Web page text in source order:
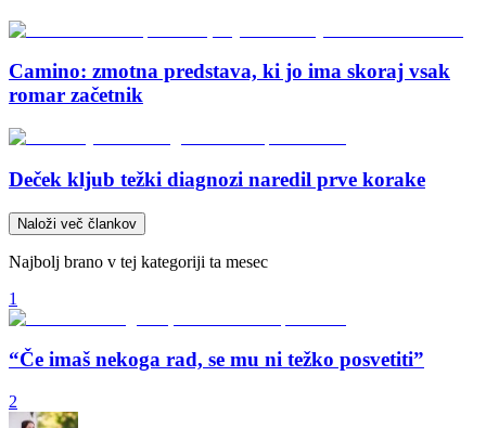
Camino: zmotna predstava, ki jo ima skoraj vsak
romar začetnik
Deček kljub težki diagnozi naredil prve korake
Naloži več člankov
Najbolj brano v tej kategoriji ta mesec
1
“Če imaš nekoga rad, se mu ni težko posvetiti”
2